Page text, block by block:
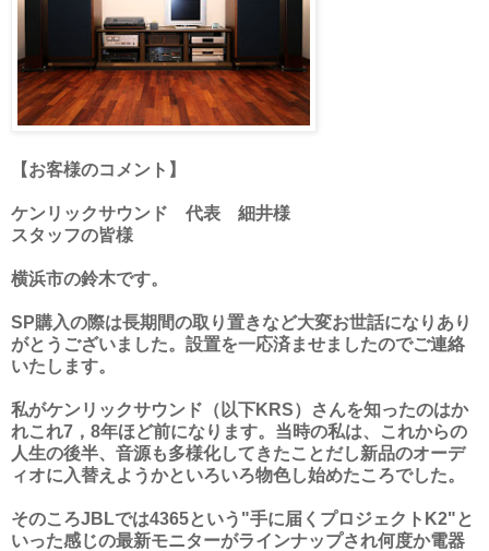
【お客様のコメント】
ケンリックサウンド 代表 細井様
スタッフの皆様
横浜市の鈴木です。
SP購入の際は長期間の取り置きなど大変お世話になりあり
がとうございました。設置を一応済ませましたのでご連絡
いたします。
私がケンリックサウンド（以下KRS）さんを知ったのはか
れこれ7，8年ほど前になります。当時の私は、これからの
人生の後半、音源も多様化してきたことだし新品のオーデ
ィオに入替えようかといろいろ物色し始めたころでした。
そのころJBLでは4365という"手に届くプロジェクトK2"と
いった感じの最新モニターがラインナップされ何度か電器